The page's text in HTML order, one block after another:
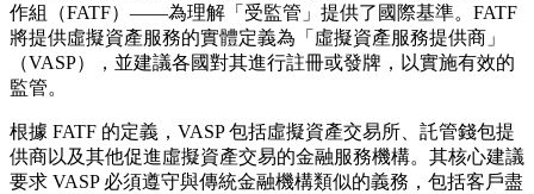
作組（FATF）——為理解「受監管」提供了國際基準。FATF
將提供虛擬資產服務的實體定義為「虛擬資產服務提供商」
（VASP），並建議各國對其進行註冊或發牌，以實施有效的
監管。
根據 FATF 的定義，VASP 包括虛擬資產交易所、託管錢包提
供商以及其他促進虛擬資產交易的金融服務機構。其核心建議
要求 VASP 必須遵守與傳統金融機構類似的義務，包括客戶盡